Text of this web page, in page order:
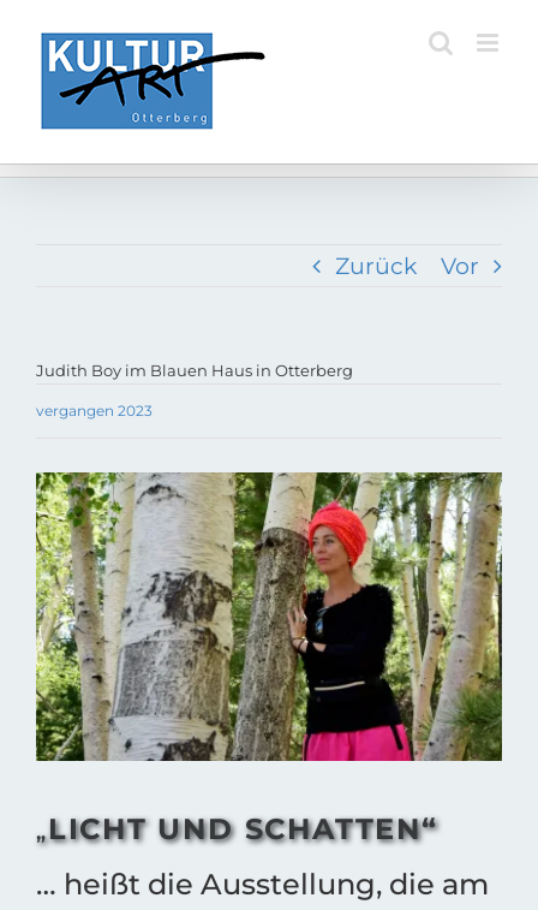
Inhalt
springen
Zurück Vor
Judith Boy im Blauen Haus in Otterberg
vergangen 2023
Zeige
grösseres
Bild
„LICHT UND SCHATTEN“
… heißt die Ausstellung, die am